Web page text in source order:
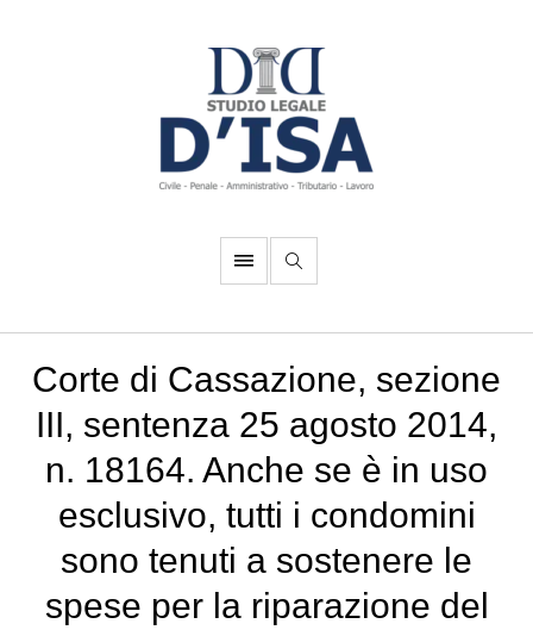
Corte di Cassazione, sezione
III, sentenza 25 agosto 2014,
n. 18164. Anche se è in uso
esclusivo, tutti i condomini
sono tenuti a sostenere le
spese per la riparazione del